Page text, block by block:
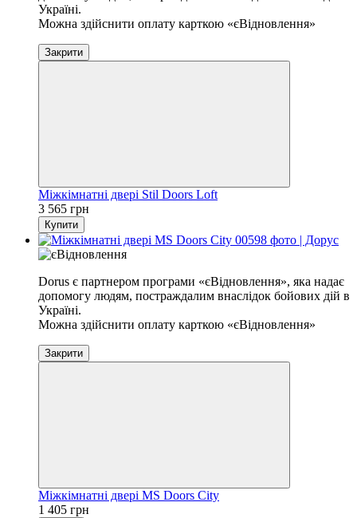
Україні.
Можна здійснити оплату карткою «єВідновлення»
Закрити
Міжкімнатні двері Stil Doors Loft
3 565 грн
Купити
Dorus є партнером програми «єВідновлення», яка надає
допомогу людям, постраждалим внаслідок бойових дій в
Україні.
Можна здійснити оплату карткою «єВідновлення»
Закрити
Міжкімнатні двері MS Doors City
1 405 грн